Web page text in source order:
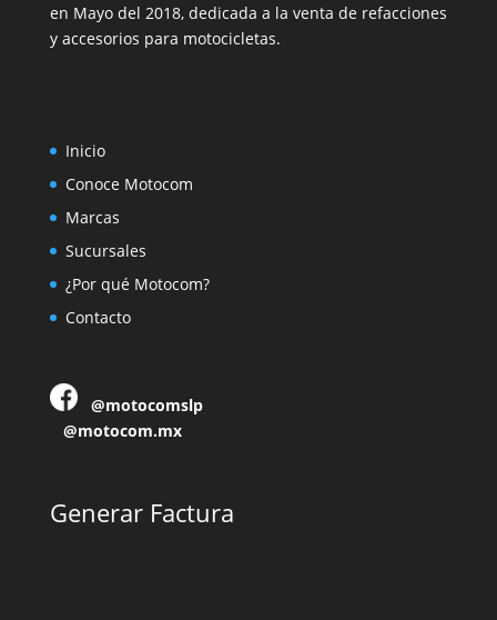
en Mayo del 2018, dedicada a la venta de refacciones
y accesorios para motocicletas.
Inicio
Conoce Motocom
Marcas
Sucursales
¿Por qué Motocom?
Contacto
@motocomslp
@motocom.mx
Generar Factura